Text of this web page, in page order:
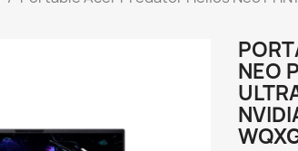
NEO